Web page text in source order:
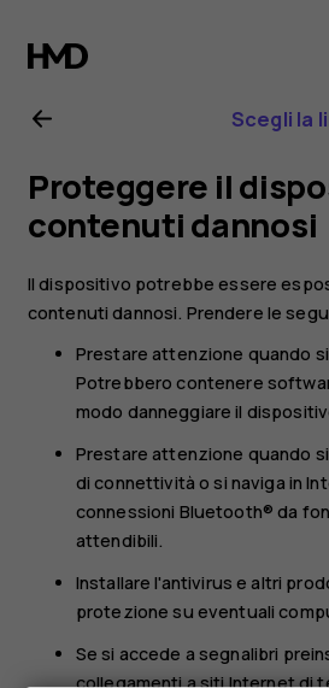
Manuale
d'uso
del
Nokia
225
4G
(2024)
Scegli la
Proteggere il
contenuti dannosi
Il dispositivo potrebbe essere
contenuti dannosi. Prendere le
Prestare attenzione quando
Potrebbero contenere
modo danneggiare il
Prestare attenzione quando
di connettività o si naviga in
connessioni Bluetooth® da
attendibili.
Installare l'antivirus e altri
protezione su eventuali
Se si accede a segnalibri
collegamenti a siti Internet di